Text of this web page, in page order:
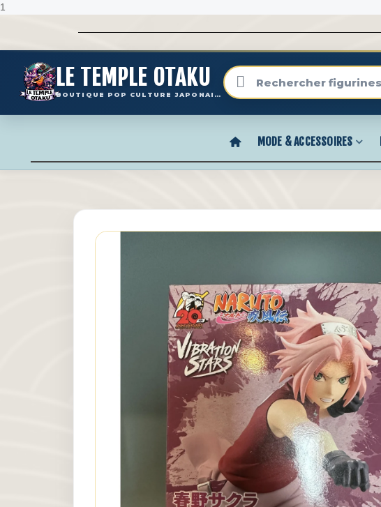
1
LE TEMPLE OTAKU
BOUTIQUE POP CULTURE JAPONAISE
MODE & ACCESSOIRES